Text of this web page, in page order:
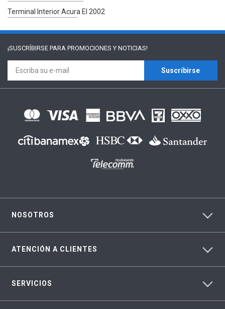
Terminal Interior Acura El 2002
¡SUSCRÍBIRSE PARA PROMOCIONES Y NOTICIAS!
Suscríbirse
NOSOTROS
ATENCIÓN A CLIENTES
SERVICIOS